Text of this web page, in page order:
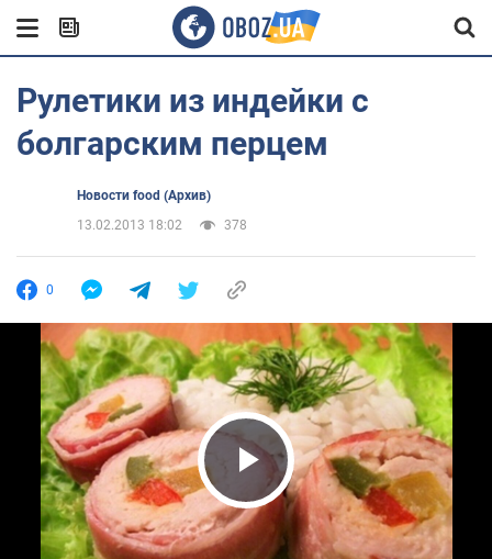
Рулетики из индейки с
болгарским перцем
Новости food (Архив)
13.02.2013 18:02
378
0
Play Video